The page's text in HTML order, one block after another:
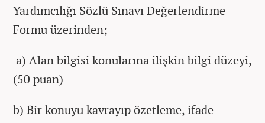
Yardımcılığı Sözlü Sınavı Değerlendirme
Formu üzerinden;
a) Alan bilgisi konularına ilişkin bilgi düzeyi,
(50 puan)
b) Bir konuyu kavrayıp özetleme, ifade